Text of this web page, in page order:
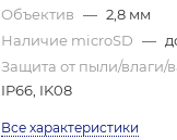
Объектив — 2,8 мм
Наличие microSD —
Защита от пыли/влаги/
IP66, IK08
Все характеристики